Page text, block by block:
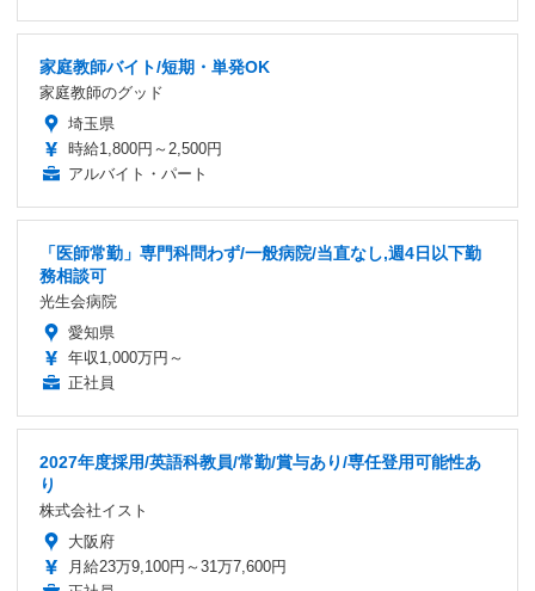
家庭教師バイト/短期・単発OK
家庭教師のグッド
埼玉県
時給1,800円～2,500円
アルバイト・パート
「医師常勤」専門科問わず/一般病院/当直なし,週4日以下勤
務相談可
光生会病院
愛知県
年収1,000万円～
正社員
2027年度採用/英語科教員/常勤/賞与あり/専任登用可能性あ
り
株式会社イスト
大阪府
月給23万9,100円～31万7,600円